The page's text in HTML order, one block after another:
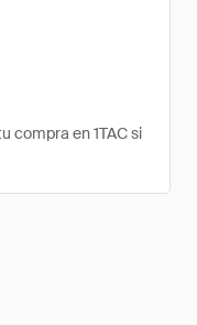
compra en 1TAC si